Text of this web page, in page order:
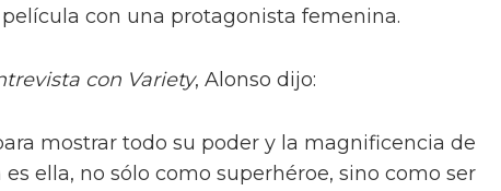
con una protagonista femenina.
con Variety, Alonso dijo:
mostrar todo su poder y la magnificencia de
ella, no sólo como superhéroe, sino como ser